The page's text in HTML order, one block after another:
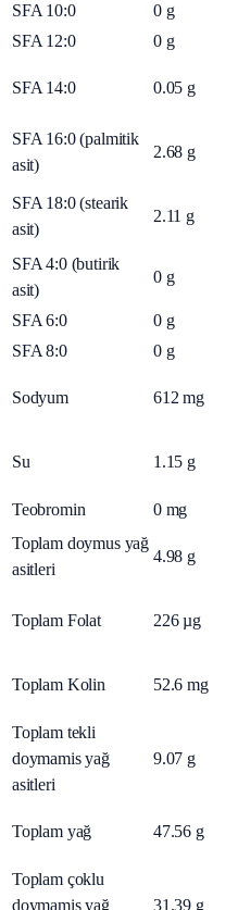
SFA 10:0 0 g
SFA 12:0
0 g
SFA 14:0 0.05 g
SFA 16:0 (palmitik
asit)
2.68 g
SFA 18:0 (stearik
asit)
2.11 g
SFA 4:0 (butirik
asit)
0 g
SFA 6:0 0 g
SFA 8:0
0 g
Sodyum 612 mg
Su 1.15 g
Teobromin 0 mg
Toplam doymus yağ
asitleri
4.98 g
Toplam Folat 226 µg
Toplam Kolin 52.6 mg
Toplam tekli
doymamis yağ
asitleri
9.07 g
Toplam yağ 47.56 g
Toplam çoklu
doymamis yağ
31.39 g